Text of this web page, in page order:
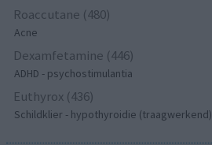
Roaccutane (480)
Acne
Dexamfetamine (446)
ADHD - psychostimulantia
Euthyrox (436)
Schildklier - hypothyroidie (traagwerkend)